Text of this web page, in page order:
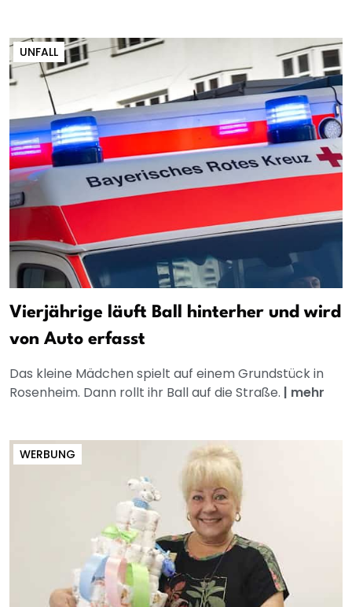
UNFALL
Vierjährige läuft Ball hinterher und wird
von Auto erfasst
Das kleine Mädchen spielt auf einem Grundstück in
Rosenheim. Dann rollt ihr Ball auf die Straße. | mehr
WERBUNG